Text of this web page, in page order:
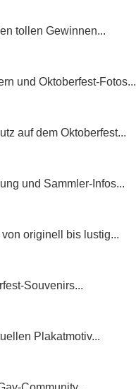
tollen Gewinnen...
und Oktoberfest-Fotos...
auf dem Oktoberfest...
und Sammler-Infos...
originell bis lustig...
Souvenirs...
Plakatmotiv...